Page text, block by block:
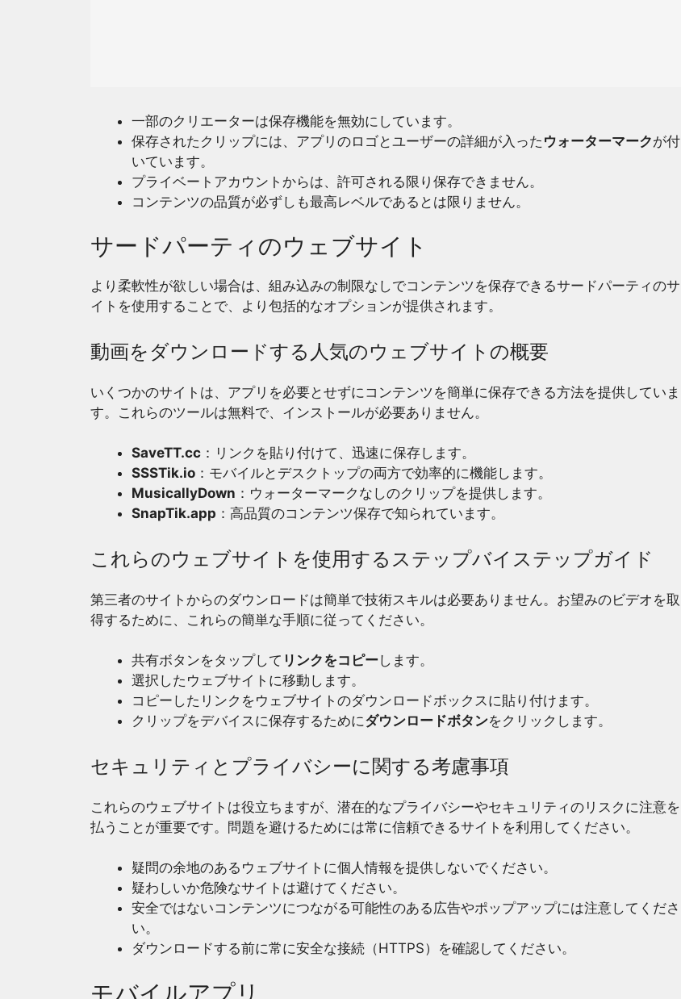
一部のクリエーターは保存機能を無効にしています。
保存されたクリップには、アプリのロゴとユーザーの詳細が入った ウォーターマークが付
いています。
プライベートアカウントからは、許可される限り保存できません。
コンテンツの品質が必ずしも最高レベルであるとは限りません。
サードパーティのウェブサイト
より柔軟性が欲しい場合は、組み込みの制限なしでコンテンツを保存できるサードパーティのサ
イトを使用することで、より包括的なオプションが提供されます。
動画をダウンロードする人気のウェブサイトの概要
いくつかのサイトは、アプリを必要とせずにコンテンツを簡単に保存できる方法を提供していま
す。これらのツールは無料で、インストールが必要ありません。
SaveTT.cc ：リンクを貼り付けて、迅速に保存します。
SSSTik.io ：モバイルとデスクトップの両方で効率的に機能します。
MusicallyDown ：ウォーターマークなしのクリップを提供します。
SnapTik.app ：高品質のコンテンツ保存で知られています。
これらのウェブサイトを使用するステップバイステップガイド
第三者のサイトからのダウンロードは簡単で技術スキルは必要ありません。お望みのビデオを取
得するために、これらの簡単な手順に従ってください。
共有ボタンをタップして リンクをコピーします。
選択したウェブサイトに移動します。
コピーしたリンクをウェブサイトのダウンロードボックスに貼り付けます。
クリップをデバイスに保存するためにダウンロードボタンをクリックします。
セキュリティとプライバシーに関する考慮事項
これらのウェブサイトは役立ちますが、潜在的なプライバシーやセキュリティのリスクに注意を
払うことが重要です。問題を避けるためには常に信頼できるサイトを利用してください。
疑問の余地のあるウェブサイトに個人情報を提供しないでください。
疑わしいか危険なサイトは避けてください。
安全ではないコンテンツにつながる可能性のある広告やポップアップには注意してくださ
い。
ダウンロードする前に常に安全な接続（HTTPS）を確認してください。
モバイルアプリ